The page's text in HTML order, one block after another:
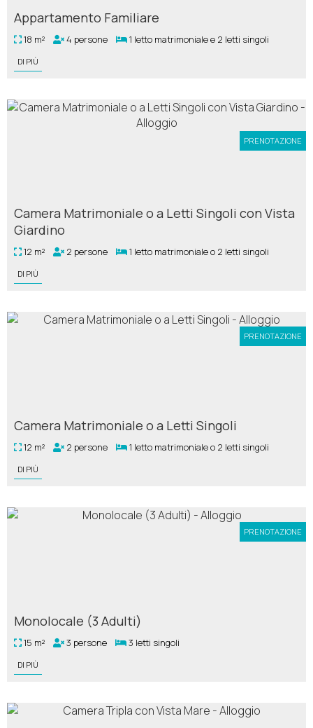
Appartamento Familiare
18 m² 4 persone 1 letto matrimoniale e 2 letti singoli
DI PIÙ
Camera Matrimoniale o a Letti Singoli con Vista
Giardino
12 m² 2 persone 1 letto matrimoniale o 2 letti singoli
PRENOTAZIONE
DI PIÙ
Camera Matrimoniale o a Letti Singoli
12 m² 2 persone 1 letto matrimoniale o 2 letti singoli
PRENOTAZIONE
DI PIÙ
Monolocale (3 Adulti)
15 m² 3 persone 3 letti singoli
PRENOTAZIONE
DI PIÙ